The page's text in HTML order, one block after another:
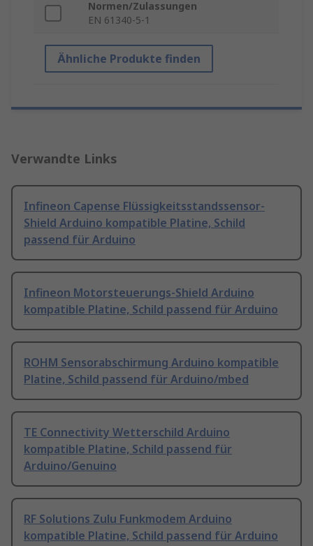
Normen/Zulassungen
EN 61340-5-1
Ähnliche Produkte finden
Verwandte Links
Infineon Capense Flüssigkeitsstandssensor-
Shield Arduino kompatible Platine, Schild
passend für Arduino
Infineon Motorsteuerungs-Shield Arduino
kompatible Platine, Schild passend für Arduino
ROHM Sensorabschirmung Arduino kompatible
Platine, Schild passend für Arduino/mbed
TE Connectivity Wetterschild Arduino
kompatible Platine, Schild passend für
Arduino/Genuino
RF Solutions Zulu Funkmodem Arduino
kompatible Platine, Schild passend für Arduino